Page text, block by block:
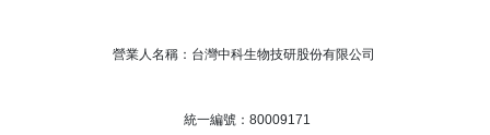
營業人名稱：台灣中科生物技研股份有限公司
統一編號：80009171